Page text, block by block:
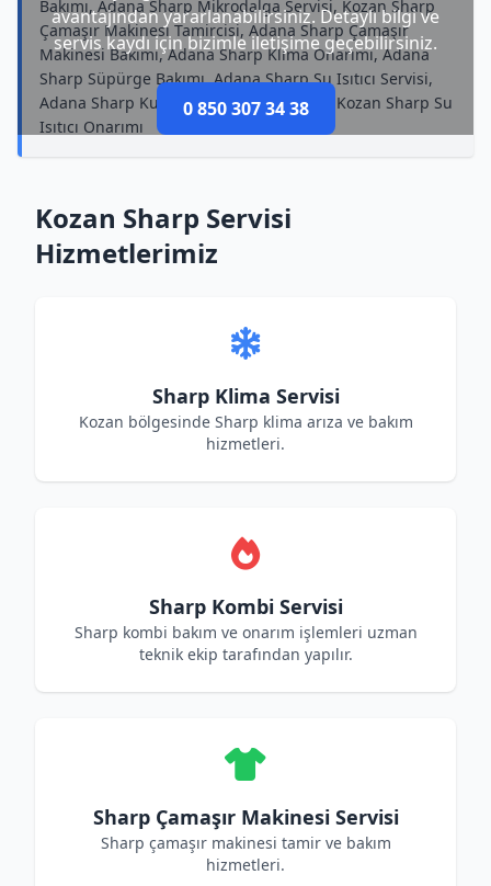
avantajından yararlanabilirsiniz. Detaylı bilgi ve
servis kaydı için bizimle iletişime geçebilirsiniz.
0 850 307 34 38
Bakımı, Adana Sharp Mikrodalga Servisi, Kozan Sharp
Çamaşır Makinesi Tamircisi, Adana Sharp Çamaşır
Makinesi Bakımı, Adana Sharp Klima Onarımı, Adana
Sharp Süpürge Bakımı, Adana Sharp Su Isıtıcı Servisi,
Adana Sharp Kurutma Makinesi Bakımı, Kozan Sharp Su
Isıtıcı Onarımı
Kozan Sharp Servisi
Hizmetlerimiz
Sharp Klima Servisi
Kozan bölgesinde Sharp klima arıza ve bakım
hizmetleri.
Sharp Kombi Servisi
Sharp kombi bakım ve onarım işlemleri uzman
teknik ekip tarafından yapılır.
Sharp Çamaşır Makinesi Servisi
Sharp çamaşır makinesi tamir ve bakım
hizmetleri.